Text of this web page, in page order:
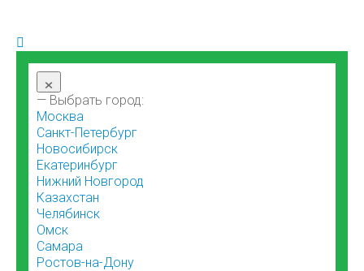
×
— Выбрать город:
Москва
Санкт-Петербург
Новосибирск
Екатеринбург
Нижний Новгород
Казахстан
Челябинск
Омск
Самара
Ростов-на-Дону